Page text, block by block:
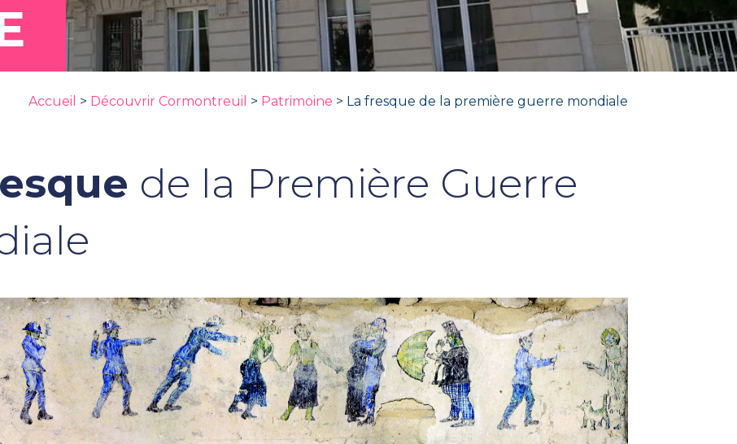
Accueil > Découvrir Cormontreuil > Patrimoine > La fresque de la première guerre mondiale
de la Première Guerre